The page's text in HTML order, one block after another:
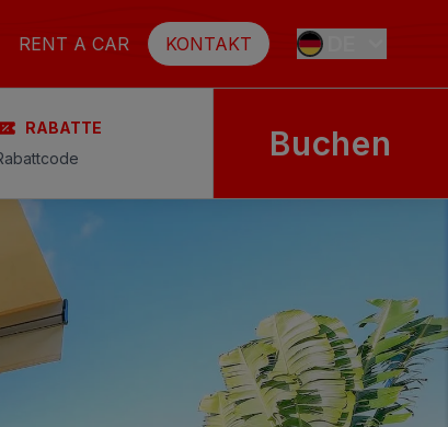
RENT A CAR KONTAKT
FR
SE
NL
RABATTE Buchen